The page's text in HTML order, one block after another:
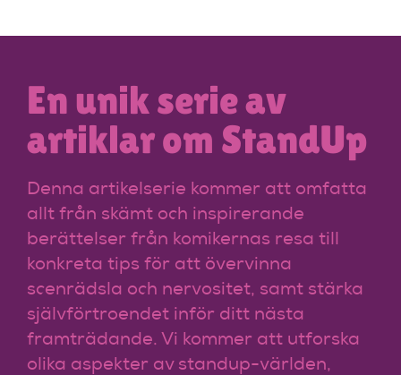
En unik serie av
artiklar om StandUp
Denna artikelserie kommer att omfatta
allt från skämt och inspirerande
berättelser från komikernas resa till
konkreta tips för att övervinna
scenrädsla och nervositet, samt stärka
självförtroendet inför ditt nästa
framträdande. Vi kommer att utforska
olika aspekter av standup-världen,